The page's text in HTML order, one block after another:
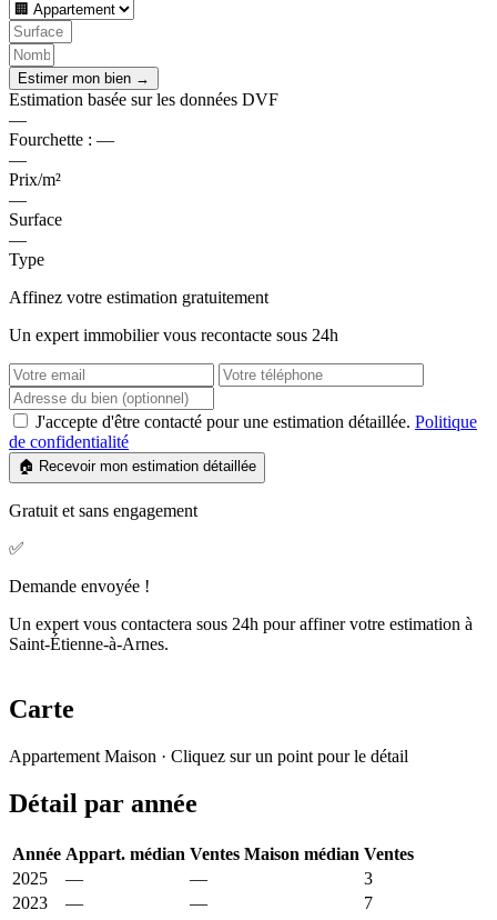
Estimer mon bien →
Estimation basée sur les données DVF
—
Fourchette : —
—
Prix/m²
—
Surface
—
Type
Affinez votre estimation gratuitement
Un expert immobilier vous recontacte sous 24h
J'accepte d'être contacté pour une estimation détaillée. Politique
de confidentialité
🏠 Recevoir mon estimation détaillée
Gratuit et sans engagement
✅
Demande envoyée !
Un expert vous contactera sous 24h pour affiner votre estimation à
Saint-Étienne-à-Arnes.
Carte
−
Appartement Maison · Cliquez sur un point pour le détail
Détail par année
Année Appart. médian Ventes Maison médian Ventes
2025
— —
3
2023
— —
7